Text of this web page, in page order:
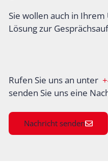
Sie wollen auch in
Lösung zur
Rufen Sie uns an unter
senden Sie uns eine
Nachricht senden